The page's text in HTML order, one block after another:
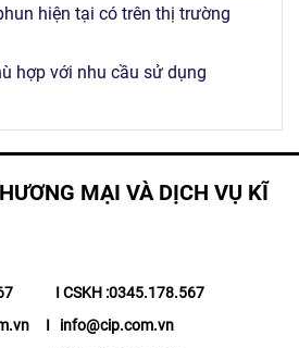
hiện tại có trên thị trường
hợp với nhu cầu sử dụng
MẠI VÀ DỊCH VỤ KĨ
I CSKH :0345.178.567
I info@cip.com.vn